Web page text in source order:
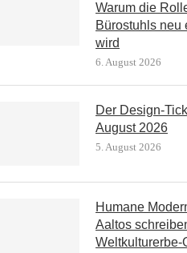
Warum die
Bürostuhls neu
wird
6. August 2026
Der Design-
August 2026
5. August 2026
Humane
Aaltos
Weltkulturerbe-